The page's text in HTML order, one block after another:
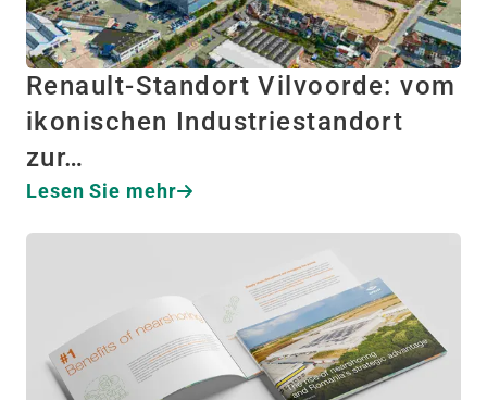
Renault-Standort Vilvoorde: vom
ikonischen Industriestandort
zur…
Lesen Sie mehr